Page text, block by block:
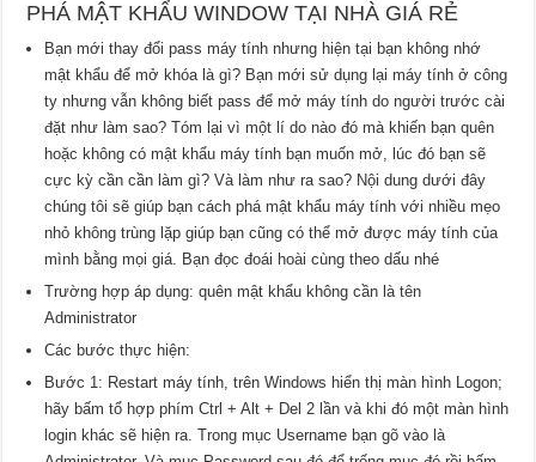
PHÁ MẬT KHẨU WINDOW TẠI NHÀ GIÁ RẺ
Bạn mới thay đổi pass máy tính nhưng hiện tại bạn không nhớ
mật khẩu để mở khóa là gì? Bạn mới sử dụng lại máy tính ở công
ty nhưng vẫn không biết pass để mở máy tính do người trước cài
đặt như làm sao? Tóm lại vì một lí do nào đó mà khiến bạn quên
hoặc không có mật khẩu máy tính bạn muốn mở, lúc đó bạn sẽ
cực kỳ cần cần làm gì? Và làm như ra sao? Nội dung dưới đây
chúng tôi sẽ giúp bạn cách phá mật khẩu máy tính với nhiều mẹo
nhỏ không trùng lặp giúp bạn cũng có thể mở được máy tính của
mình bằng mọi giá. Bạn đọc đoái hoài cùng theo dấu nhé
Trường hợp áp dụng: quên mật khẩu không cần là tên
Administrator
Các bước thực hiện:
Bước 1: Restart máy tính, trên Windows hiển thị màn hình Logon;
hãy bấm tổ hợp phím Ctrl + Alt + Del 2 lần và khi đó một màn hình
login khác sẽ hiện ra. Trong mục Username bạn gõ vào là